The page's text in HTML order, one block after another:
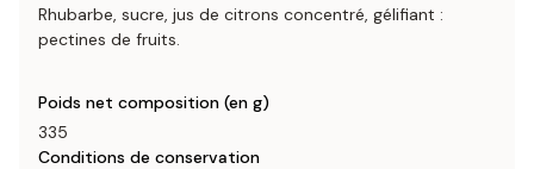
Rhubarbe, sucre, jus de citrons concentré, gélifiant :
pectines de fruits.
Poids net composition (en g)
335
Conditions de conservation